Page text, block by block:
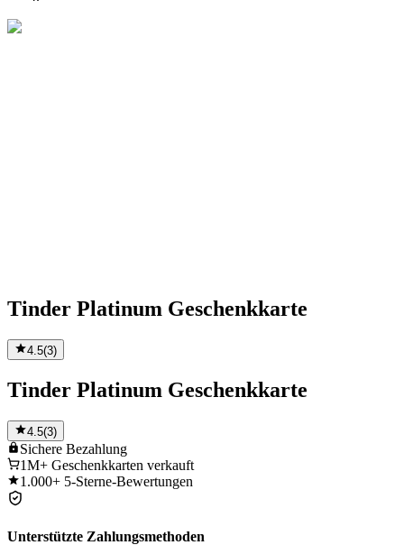
Tinder Platinum Geschenkkarte
4.5(3)
Tinder Platinum Geschenkkarte
4.5(3)
Sichere Bezahlung
1M+ Geschenkkarten verkauft
1.000+ 5-Sterne-Bewertungen
Unterstützte Zahlungsmethoden